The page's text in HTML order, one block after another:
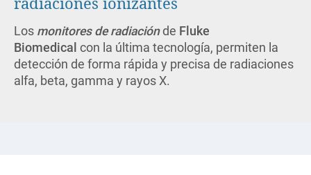
Los monitores de radiación de Fluke
Biomedical con la última tecnología, permiten la
detección de forma rápida y precisa de radiaciones
alfa, beta, gamma y rayos X.